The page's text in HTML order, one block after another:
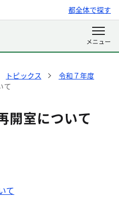
都全体で探す
トピックス
令和７年度
て
開室について
て